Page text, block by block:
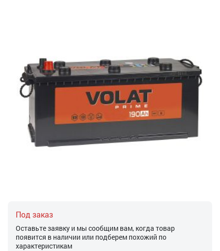
Под заказ
Оставьте заявку и мы сообщим вам, когда товар
появится в наличии или подберем похожий по
характеристикам